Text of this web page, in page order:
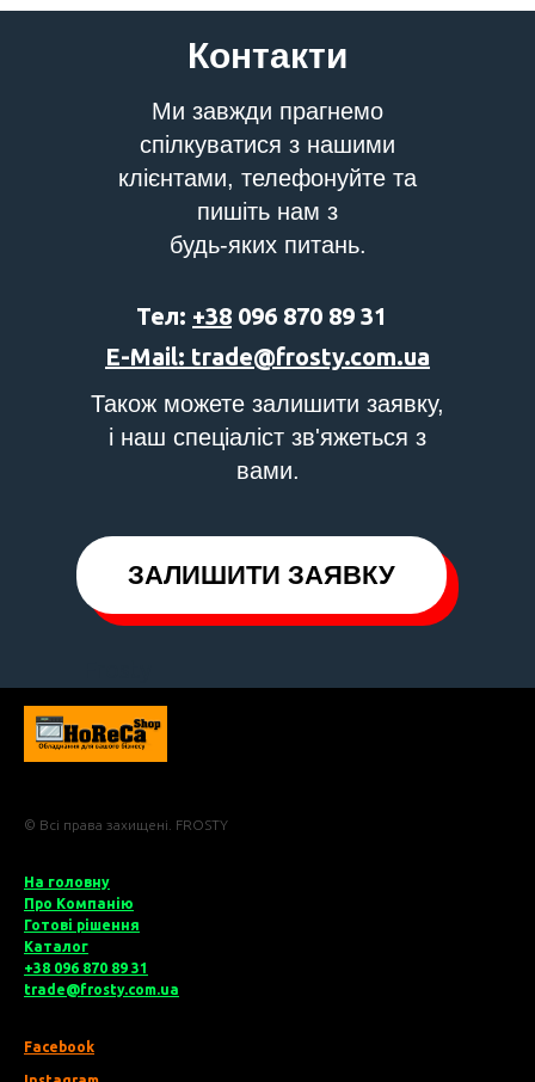
Контакти
Ми завжди прагнемо
спілкуватися з нашими
клієнтами, телефонуйте та
пишіть нам з
будь-яких питань.
Також можете залишити заявку,
і наш спеціаліст зв'яжеться з
вами.
ЗАЛИШИТИ ЗАЯВКУ
E-Mail: trade@frosty.com.ua
Тел: +38 096 870 89 31
© Всі права захищені. FROSTY
На головну
Про Компанію
Готові рішення
Каталог
+38 096 870 89 31
trade@frosty.com.ua
Facebook